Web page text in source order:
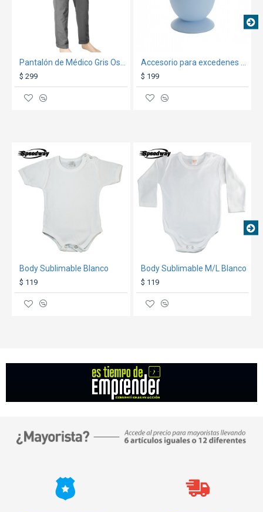
$ 299 $ 199
TEXTTRANSPARENTE
Body Sublimable Blanco
$ 119
TEXTTRANSPARENTE
Body Sublimable M/L Blanco
$ 119